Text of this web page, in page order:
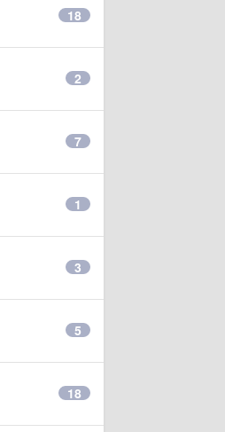
18
2
7
1
3
5
18